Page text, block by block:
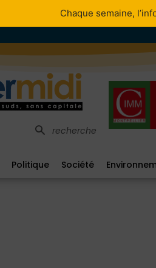
recherche
Politique Société
Chaque semaine,